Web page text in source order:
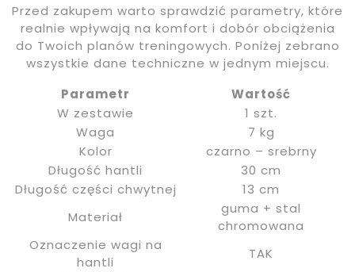
Przed zakupem warto sprawdzić parametry, które
realnie wpływają na komfort i dobór obciążenia
do Twoich planów treningowych. Poniżej zebrano
wszystkie dane techniczne w jednym miejscu.
Parametr
Wartość
W zestawie
1 szt.
Waga
7 kg
Kolor
czarno – srebrny
Długość hantli
30 cm
Długość części chwytnej
13 cm
Materiał
guma + stal
chromowana
Oznaczenie wagi na
hantli
TAK